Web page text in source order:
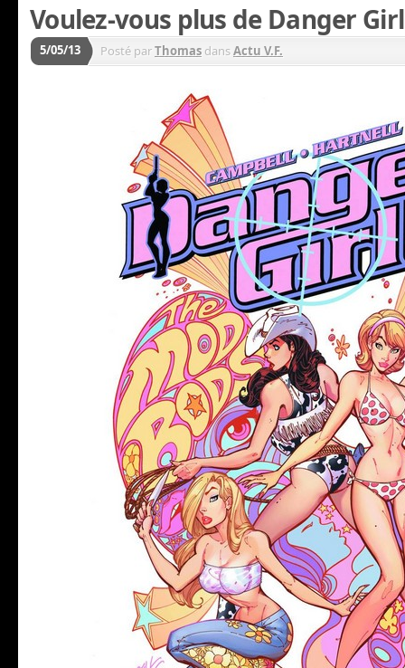
Voulez-vous plus de Danger
5/05/13 Posté parThomas dansActu V.F.